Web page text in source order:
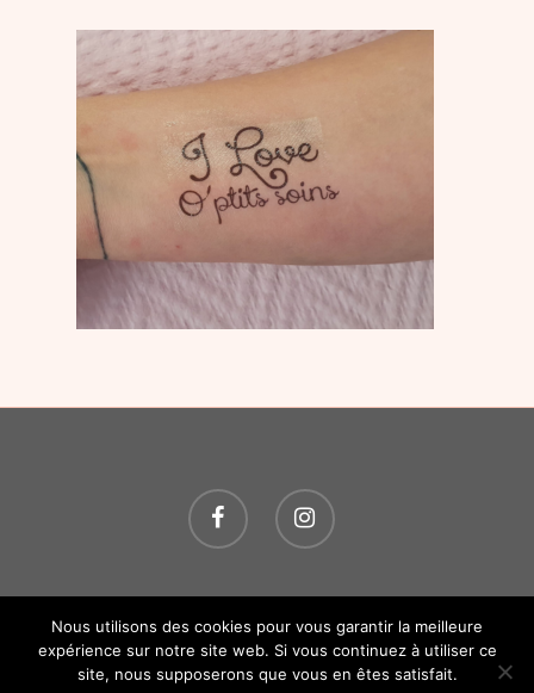
© 2026 O P'TITS SOINS. Tous droits réservés.Création
Atelier Com' Personne. Mentions légales.
Nous utilisons des cookies pour vous garantir la meilleure
expérience sur notre site web. Si vous continuez à utiliser ce
site, nous supposerons que vous en êtes satisfait.